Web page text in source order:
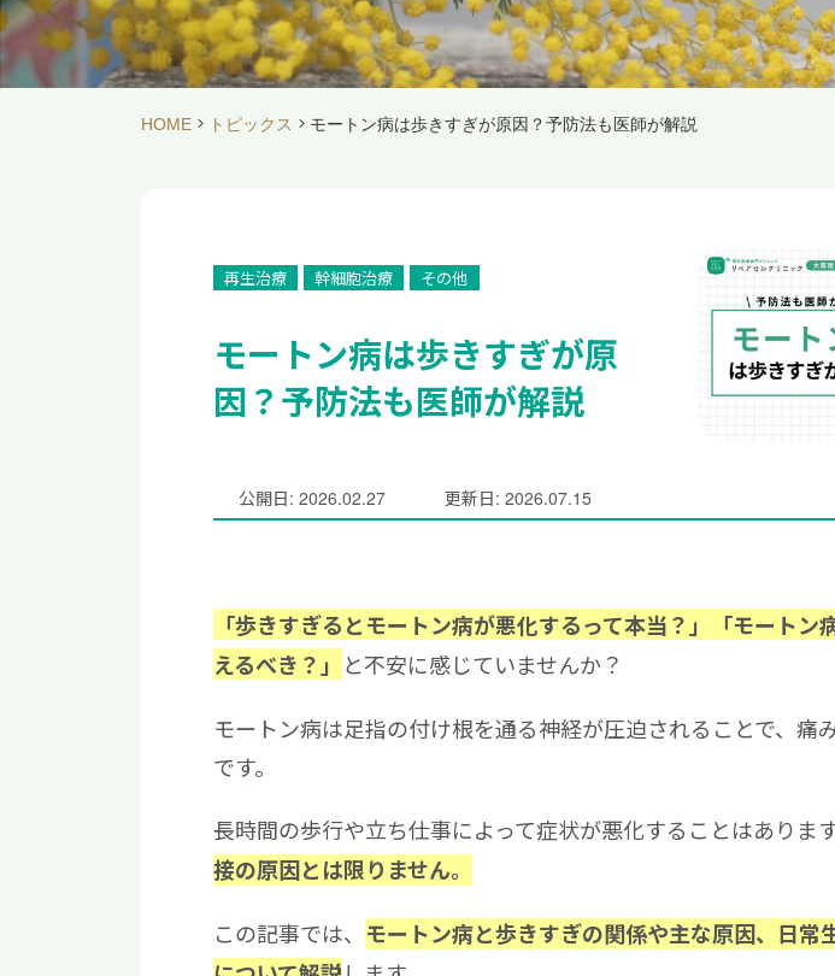
HOME トピックス モートン病は歩きすぎが原因？予防法も医師が解説
再生治療 幹細胞治療 その他
モートン病は歩きすぎが原
因？予防法も医師が解説
公開日: 2026.02.27 更新日: 2026.07.15
「歩きすぎるとモートン病が悪化するって本当？」「モートン
えるべき？」 と不安に感じていませんか？
モートン病は足指の付け根を通る神経が圧迫されることで、痛
です。
長時間の歩行や立ち仕事によって症状が悪化することはあります
接の原因とは限りません。
この記事では、 モートン病と歩きすぎの関係や主な原因、日常